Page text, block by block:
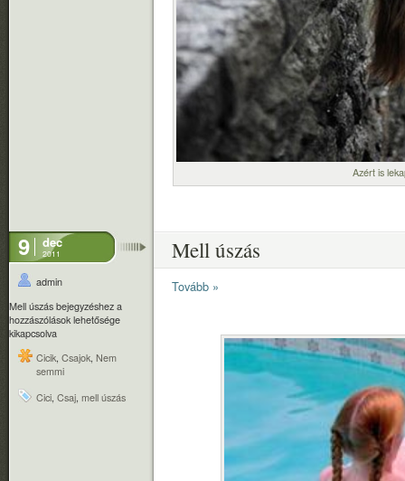
Azért is
9 dec
2011
admin
Mell úszás bejegyzéshez a
hozzászólások lehetősége
kikapcsolva
Cicik, Csajok, Nem
semmi
Cici, Csaj, mell úszás
Mell úszás
Tovább »